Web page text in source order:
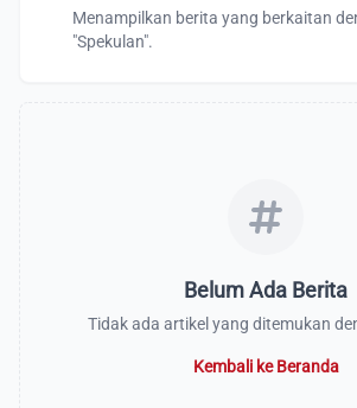
Menampilkan berita yang berkaitan
"Spekulan".
Belum Ada Berita
Tidak ada artikel yang ditemukan
Kembali ke Beranda